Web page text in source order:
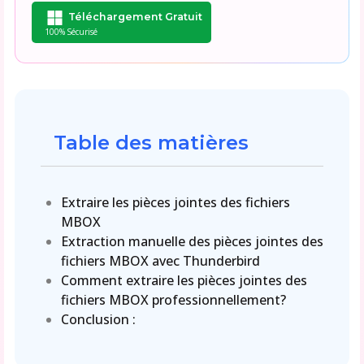
Téléchargement Gratuit
100% Sécurisé
Table des matières
Extraire les pièces jointes des fichiers
MBOX
Extraction manuelle des pièces jointes des
fichiers MBOX avec Thunderbird
Comment extraire les pièces jointes des
fichiers MBOX professionnellement?
Conclusion :